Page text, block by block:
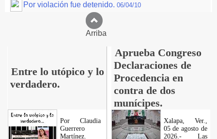
Por violación fue detenido. 06/04/10
Arriba
Entre lo utópico y lo
verdadero.
Aprueba Congreso
Declaraciones de
Procedencia en
contra de dos
munícipes.
Por Claudia
Guerrero
Martínez.
Xalapa, Ver.,
05 de agosto de
2026.- Las